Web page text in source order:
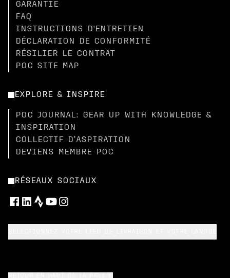
GARANTIE
FAQ
INSTRUCTIONS D'ENTRETIEN
DÉCLARATION DE CONFORMITÉ
RÉSILIER LE CONTRAT
POC SITE MAP
EXPLORE & INSPIRE
POC JOURNAL: GEAR UP WITH KNOWLEDGE &
INSPIRATION
COLLECTIF D’ASPIRATION
DEVIENS MEMBRE POC
RÉSEAUX SOCIAUX